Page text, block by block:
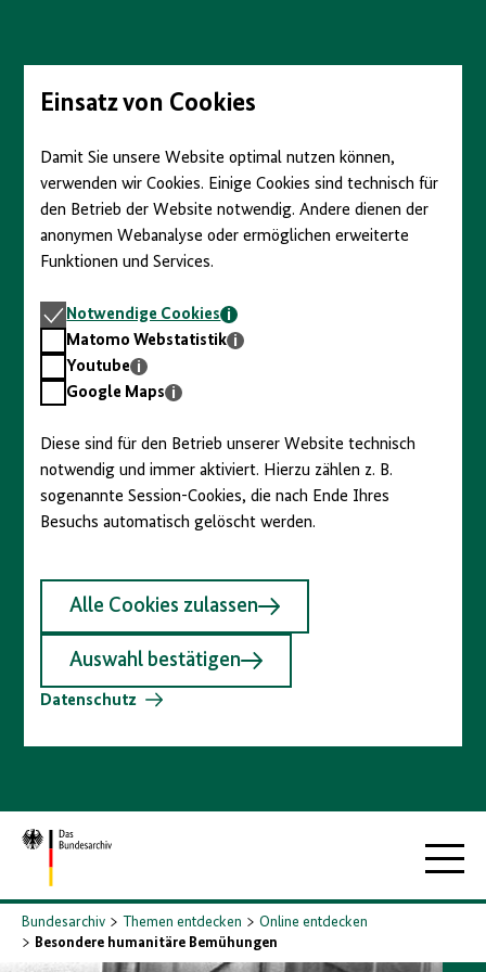
Seiteninhalt
springenEinsatz von Cookies
Damit Sie unsere Website optimal nutzen können,
verwenden wir Cookies. Einige Cookies sind technisch für
den Betrieb der Website notwendig. Andere dienen der
anonymen Webanalyse oder ermöglichen erweiterte
Funktionen und Services.
Notwendige
Cookies
Notwendige Cookies
Matomo
Webstatistik
Matomo Webstatistik
Youtube
Youtube
GoogleGoogle Maps
Diese sind für den Betrieb unserer Website technisch
notwendig und immer aktiviert. Hierzu zählen z. B.
sogenannte Session-Cookies, die nach Ende Ihres
Besuchs automatisch gelöscht werden.
Alle Cookies zulassen
Auswahl bestätigen
Datenschutz
Zur
Startseite
Bundesarchiv Themen entdecken
Online entdecken
Besondere humanitäre Bemühungen